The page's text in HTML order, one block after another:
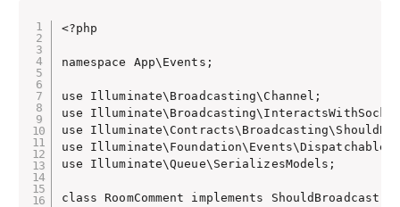
<?php
namespace App\Events;
use Illuminate\Broadcasting\Channel;
use
use
use Illuminate\Foundation\Events\Dispatchable;
use Illuminate\Queue\SerializesModels;
class RoomComment implements ShouldBroadcast